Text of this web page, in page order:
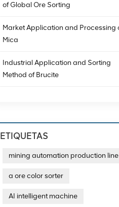
of Global Ore Sorting
Market Application and Processing
Mica
Industrial Application and Sorting
Method of Brucite
ETIQUETAS
mining automation production line
a ore color sorter
AI intelligent machine